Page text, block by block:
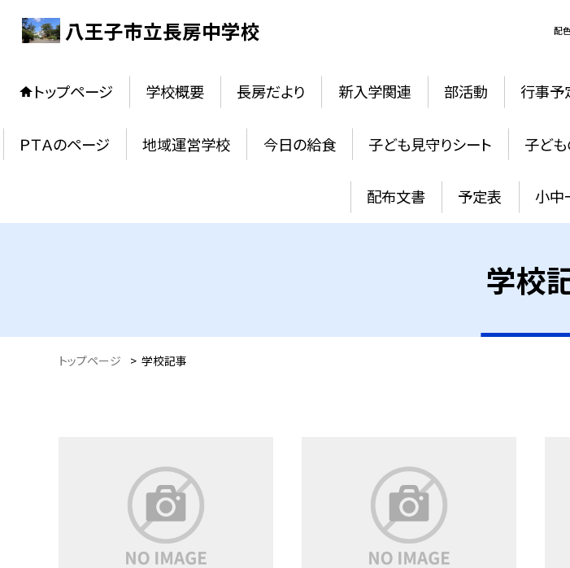
八王子市立長房中学校 配色
トップページ 学校概要 長房だより 新入学関連 部活動 行事予
ＰＴＡのページ 地域運営学校 今日の給食 子ども見守りシート 子ど
配布文書 予定表 小中
学校
トップページ > 学校記事